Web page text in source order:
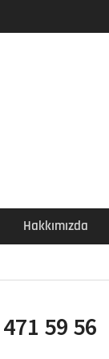
Hakkımızda
59 56